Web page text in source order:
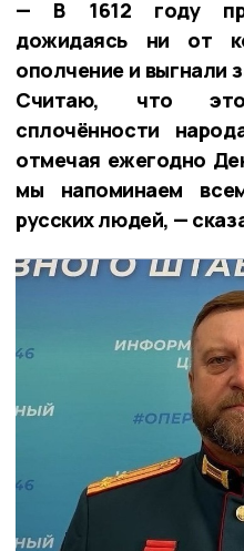
— В 1612 году
дожидаясь ни от
ополчение и выгнали
Считаю, что
сплочённости
отмечая ежегодно
мы напоминаем
русских людей, —